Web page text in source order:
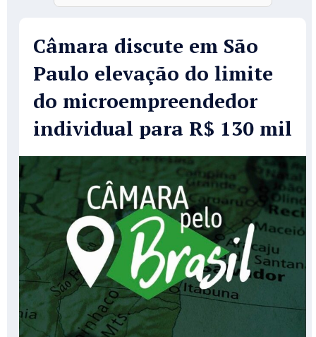
Câmara discute em São
Paulo elevação do limite
do microempreendedor
individual para R$ 130 mil